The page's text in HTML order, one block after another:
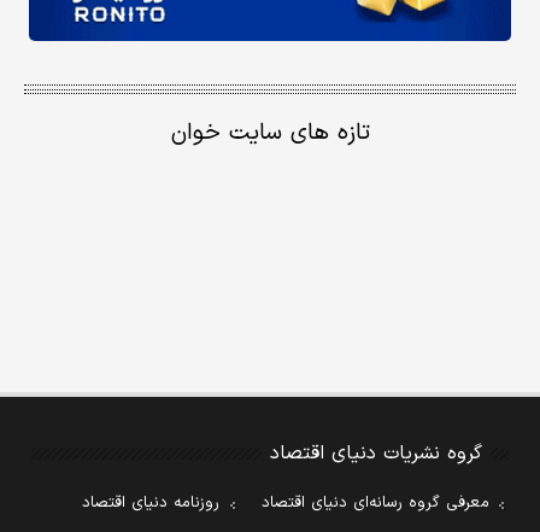
تازه های سایت خوان
گروه نشریات دنیای اقتصاد
معرفی گروه رسانه‌ای دنیای اقتصاد
روزنامه دنیای اقتصاد